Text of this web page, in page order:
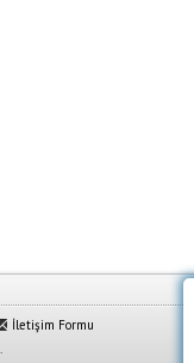
İletişim Formu